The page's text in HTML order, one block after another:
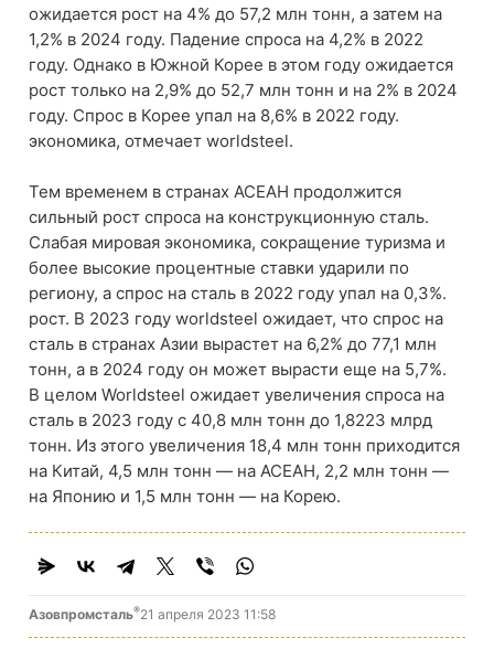
ожидается рост на 4% до 57,2 млн тонн, а затем на
1,2% в 2024 году. Падение спроса на 4,2% в 2022
году. Однако в Южной Корее в этом году ожидается
рост только на 2,9% до 52,7 млн ​​тонн и на 2% в 2024
году. Спрос в Корее упал на 8,6% в 2022 году.
экономика, отмечает worldsteel.
Тем временем в странах АСЕАН продолжится
сильный рост спроса на конструкционную сталь.
Слабая мировая экономика, сокращение туризма и
более высокие процентные ставки ударили по
региону, а спрос на сталь в 2022 году упал на 0,3%.
рост. В 2023 году worldsteel ожидает, что спрос на
сталь в странах Азии вырастет на 6,2% до 77,1 млн
тонн, а в 2024 году он может вырасти еще на 5,7%.
В целом Worldsteel ожидает увеличения спроса на
сталь в 2023 году с 40,8 млн тонн до 1,8223 млрд
тонн. Из этого увеличения 18,4 млн тонн приходится
на Китай, 4,5 млн тонн — на АСЕАН, 2,2 млн тонн —
на Японию и 1,5 млн тонн — на Корею.
Азовпромсталь®21 апреля 2023 11:58